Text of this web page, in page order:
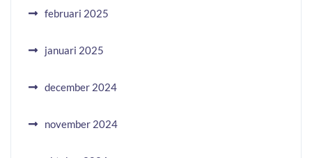
februari 2025
januari 2025
december 2024
november 2024